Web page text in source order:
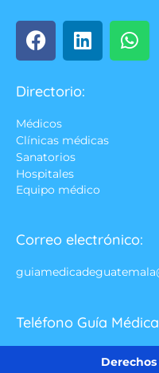
Directorio:
Médicos
Clínicas médicas
Sanatorios
Hospitales
Equipo médico
Correo electrónico:
Teléfono Guía
Derechos